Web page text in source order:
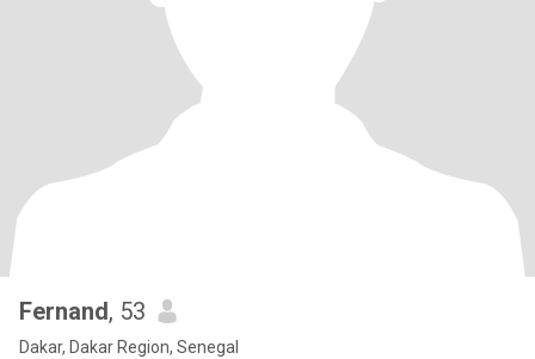
Fernand, 53
Dakar, Dakar Region, Senegal